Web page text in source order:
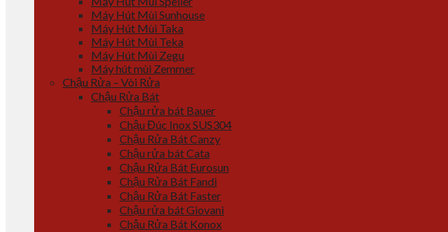
Máy Hút Mùi Sunhouse
Máy Hút Mùi Taka
Máy Hút Mùi Teka
Máy Hút Mùi Zegu
Máy hút mùi Zemmer
Chậu Rửa – Vòi Rửa
Chậu Rửa Bát
Chậu rửa bát Bauer
Chậu Đúc Inox SUS304
Chậu Rửa Bát Canzy
Chậu rửa bát Cata
Chậu Rửa Bát Eurosun
Chậu Rửa Bát Fandi
Chậu Rửa Bát Faster
Chậu rửa bát Giovani
Chậu Rửa Bát Konox